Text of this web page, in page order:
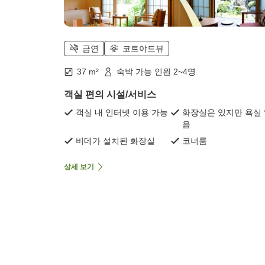
금연 코트야드뷰
37 m² 숙박 가능 인원 2~4명
객실 편의 시설/서비스
객실 내 인터넷 이용 가능
화장실은 있지만 욕실
음
비데가 설치된 화장실
코너룸
상세 보기